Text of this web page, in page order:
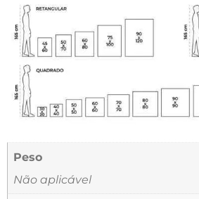
Peso
Não aplicável